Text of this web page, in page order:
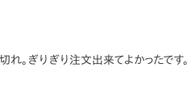
。ぎりぎり注文出来てよかったです。